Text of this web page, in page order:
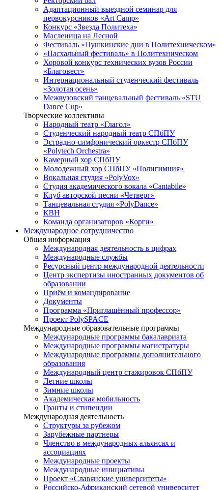
Адаптационный выездной семинар для
первокурсников «Art Camp»
Конкурс «Звезда Политеха»
Масленица на Лесной
Фестиваль «Пушкинские дни в Политехническом»
«Пасхальный фестиваль» в Политехническом
Хоровой конкурс технических вузов России
«Благовест»
Интернациональный студенческий фестиваль
«Золотая осень»
Межвузовский танцевальный фестиваль «STU
Dance Cup»
Творческие коллективы
Народный театр «Глагол»
Студенческий народный театр СПбПУ
Эстрадно-симфонический оркестр СПбПУ
«Polytech Orchestra»
Камерный хор СПбПУ
Молодежный хор СПбПУ «Полигимния»
Вокальная студия «PolyVox»
Студия академического вокала «Cantabile»
Клуб авторской песни «Четверг»
Танцевальная студия «PolyDance»
КВН
Команда организаторов «Корги»
Международное сотрудничество
Общая информация
Международная деятельность в цифрах
Международные службы
Ресурсный центр международной деятельности
Центр экспертизы иностранных документов об
образовании
Приём и командирование
Документы
Программа «Приглашённый профессор»
Проект PolySPACE
Международные образовательные программы
Международные программы бакалавриата
Международные программы магистратуры
Международные программы дополнительного
образования
Международный центр стажировок СПбПУ
Летние школы
Зимние школы
Академическая мобильность
Гранты и стипендии
Международная деятельность
Структуры за рубежом
Зарубежные партнеры
Членство в международных альянсах и
ассоциациях
Международные проекты
Международные инициативы
Проект «Славянские университеты»
Российско-Африканский сетевой университет